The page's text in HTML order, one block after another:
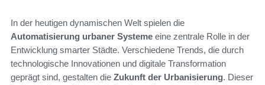
In der heutigen dynamischen Welt spielen die
Automatisierung urbaner Systeme eine zentrale Rolle in der
Entwicklung smarter Städte. Verschiedene Trends, die durch
technologische Innovationen und digitale Transformation
geprägt sind, gestalten die Zukunft der Urbanisierung. Dieser